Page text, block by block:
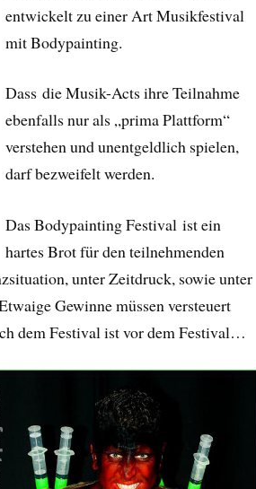
entwickelt zu einer Art Musikfestival
mit Bodypainting.
Dass die Musik-Acts ihre Teilnahme
ebenfalls nur als „prima Plattform“
verstehen und unentgeldlich spielen,
darf bezweifelt werden.
Das Bodypainting Festival ist ein
hartes Brot für den teilnehmenden
unter Zeitdruck, sowie unter
Gewinne müssen versteuert
dem Festival ist vor dem Festival…